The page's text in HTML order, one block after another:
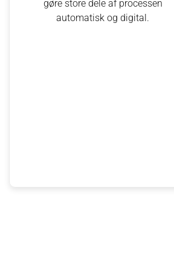
gøre store dele af processen
automatisk og digital.